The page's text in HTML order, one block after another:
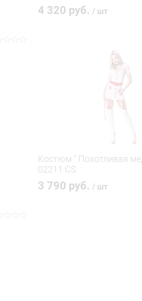
4 320 руб. / шт
В корзину
Костюм " Похотливая
02211 CS
3 790 руб. / шт